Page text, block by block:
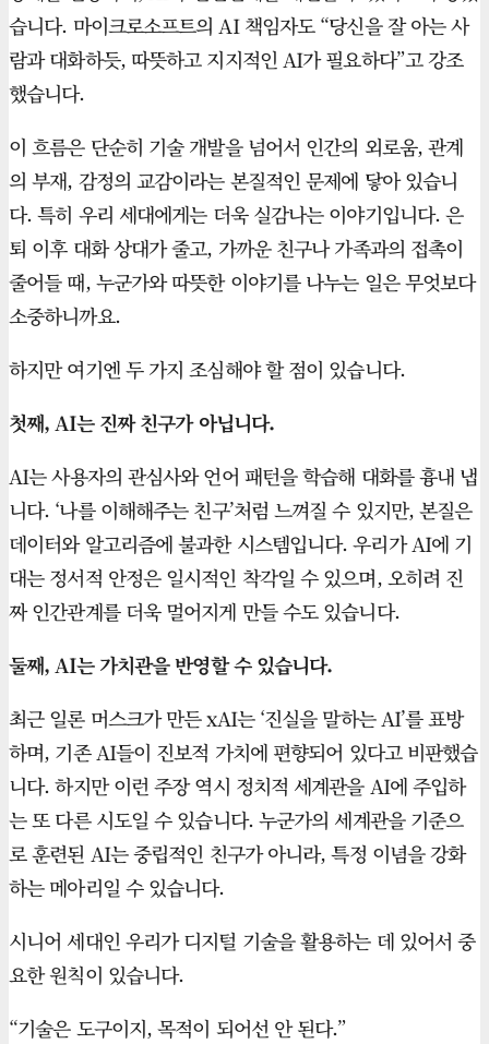
습니다. 마이크로소프트의 AI 책임자도 “당신을 잘 아는 사
람과 대화하듯, 따뜻하고 지지적인 AI가 필요하다”고 강조
했습니다.
이 흐름은 단순히 기술 개발을 넘어서 인간의 외로움, 관계
의 부재, 감정의 교감이라는 본질적인 문제에 닿아 있습니
다. 특히 우리 세대에게는 더욱 실감나는 이야기입니다. 은
퇴 이후 대화 상대가 줄고, 가까운 친구나 가족과의 접촉이
줄어들 때, 누군가와 따뜻한 이야기를 나누는 일은 무엇보다
소중하니까요.
하지만 여기엔 두 가지 조심해야 할 점이 있습니다.
첫째, AI는 진짜 친구가 아닙니다.
AI는 사용자의 관심사와 언어 패턴을 학습해 대화를 흉내 냅
니다. ‘나를 이해해주는 친구’처럼 느껴질 수 있지만, 본질은
데이터와 알고리즘에 불과한 시스템입니다. 우리가 AI에 기
대는 정서적 안정은 일시적인 착각일 수 있으며, 오히려 진
짜 인간관계를 더욱 멀어지게 만들 수도 있습니다.
둘째, AI는 가치관을 반영할 수 있습니다.
최근 일론 머스크가 만든 xAI는 ‘진실을 말하는 AI’를 표방
하며, 기존 AI들이 진보적 가치에 편향되어 있다고 비판했습
니다. 하지만 이런 주장 역시 정치적 세계관을 AI에 주입하
는 또 다른 시도일 수 있습니다. 누군가의 세계관을 기준으
로 훈련된 AI는 중립적인 친구가 아니라, 특정 이념을 강화
하는 메아리일 수 있습니다.
시니어 세대인 우리가 디지털 기술을 활용하는 데 있어서 중
요한 원칙이 있습니다.
“기술은 도구이지, 목적이 되어선 안 된다.”